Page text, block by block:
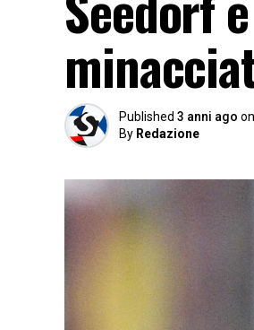
Published 3 anni ago on
By Redazione